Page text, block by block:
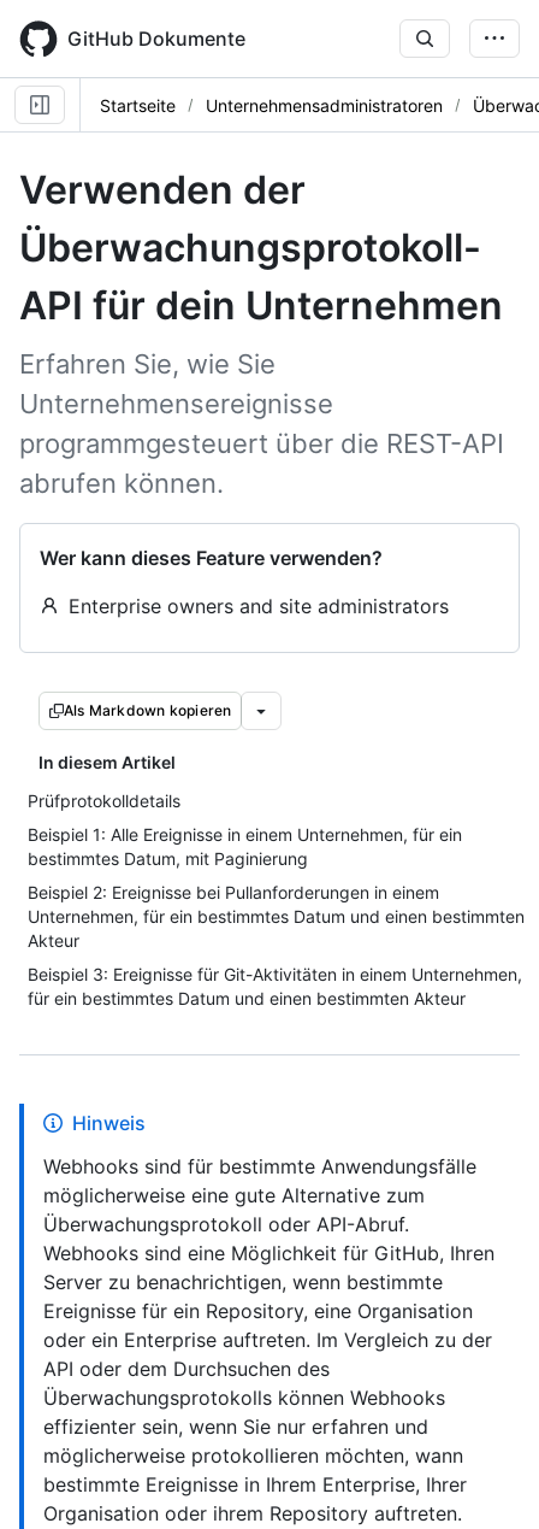
main
content
GitHub Dokumente
Startseite Unternehmensadministratoren
Verwenden der
Überwachungsprotokoll-
API für dein Unternehmen
Erfahren Sie, wie Sie
Unternehmensereignisse
programmgesteuert über die REST-API
abrufen können.
Wer kann dieses Feature verwenden?
Enterprise owners and site administrators
Als Markdown kopieren
In diesem Artikel
Prüfprotokolldetails
Beispiel 1: Alle Ereignisse in einem Unternehmen, für ein
bestimmtes Datum, mit Paginierung
Beispiel 2: Ereignisse bei Pullanforderungen in einem
Unternehmen, für ein bestimmtes Datum und einen bestimmten
Akteur
Beispiel 3: Ereignisse für Git-Aktivitäten in einem Unternehmen,
für ein bestimmtes Datum und einen bestimmten Akteur
Hinweis
Webhooks sind für bestimmte Anwendungsfälle
möglicherweise eine gute Alternative zum
Überwachungsprotokoll oder API-Abruf.
Webhooks sind eine Möglichkeit für GitHub, Ihren
Server zu benachrichtigen, wenn bestimmte
Ereignisse für ein Repository, eine Organisation
oder ein Enterprise auftreten. Im Vergleich zu der
API oder dem Durchsuchen des
Überwachungsprotokolls können Webhooks
effizienter sein, wenn Sie nur erfahren und
möglicherweise protokollieren möchten, wann
bestimmte Ereignisse in Ihrem Enterprise, Ihrer
Organisation oder ihrem Repository auftreten.